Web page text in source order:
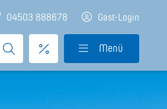
04503 888678 Gast-Login
Menü